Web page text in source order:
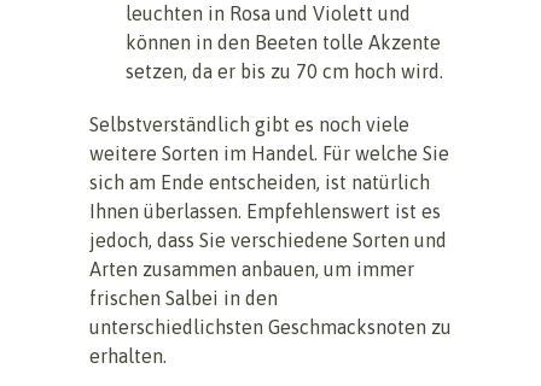
leuchten in Rosa und Violett und
können in den Beeten tolle Akzente
setzen, da er bis zu 70 cm hoch wird.
Selbstverständlich gibt es noch viele
weitere Sorten im Handel. Für welche Sie
sich am Ende entscheiden, ist natürlich
Ihnen überlassen. Empfehlenswert ist es
jedoch, dass Sie verschiedene Sorten und
Arten zusammen anbauen, um immer
frischen Salbei in den
unterschiedlichsten Geschmacksnoten zu
erhalten.